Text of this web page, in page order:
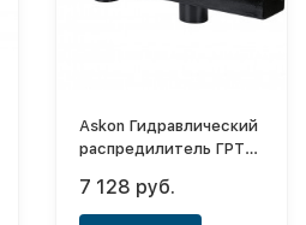
Askon Гидравлический
распредилитель ГРТК
7 128 руб.